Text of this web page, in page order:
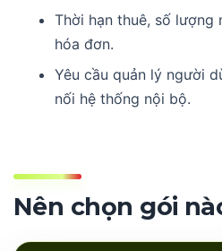
Thời hạn thuê, số lượng
hóa đơn.
Yêu cầu quản lý người
nối hệ thống nội bộ.
Nên chọn gói